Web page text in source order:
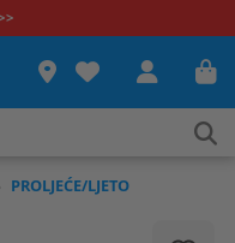
PROLJEĆE/LJETO